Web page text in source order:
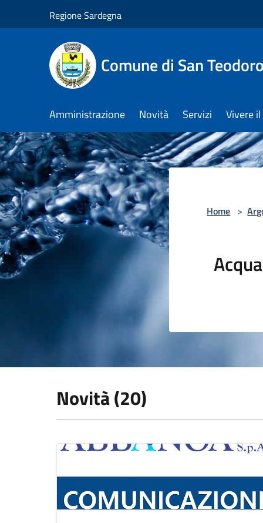
Regione Sardegna
Comune di San
Amministrazione Novità Servizi Vivere
Home >
Acqua
Novità (20)